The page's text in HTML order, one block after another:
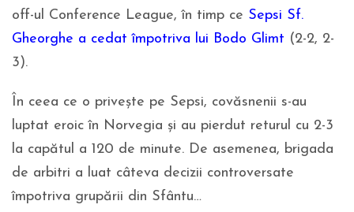
off-ul Conference League, în timp ce Sepsi Sf.
Gheorghe a cedat împotriva lui Bodo Glimt (2-2, 2-
3).
În ceea ce o privește pe Sepsi, covăsnenii s-au
luptat eroic în Norvegia și au pierdut returul cu 2-3
la capătul a 120 de minute. De asemenea, brigada
de arbitri a luat câteva decizii controversate
împotriva grupării din Sfântu…